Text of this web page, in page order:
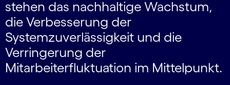
stehen das nachhaltige Wachstum,
die Verbesserung der
Systemzuverlässigkeit und die
Verringerung der
Mitarbeiterfluktuation im Mittelpunkt.